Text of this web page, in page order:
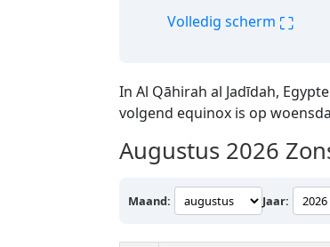
Volledig scherm ⛶
In Al Qāhirah al Jadīdah,
volgend equinox is op
Augustus 2026
Maand: Jaar: